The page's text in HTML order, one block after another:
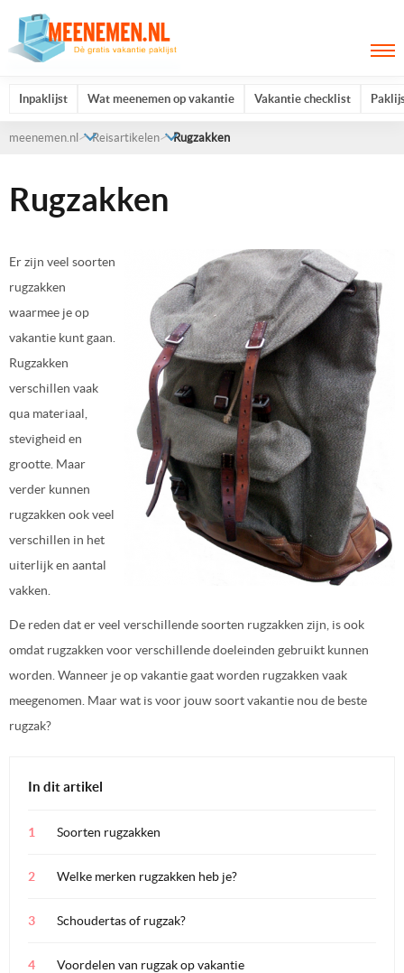
Inpaklijst Wat meenemen op vakantie Vakantie checklist
meenemen.nl Reisartikelen Rugzakken
Rugzakken
Er zijn veel soorten
rugzakken
waarmee je op
vakantie kunt gaan.
Rugzakken
verschillen vaak
qua materiaal,
stevigheid en
grootte. Maar
verder kunnen
rugzakken ook veel
verschillen in het
uiterlijk en aantal
vakken.
De reden dat er veel verschillende soorten rugzakken zijn, is ook
omdat rugzakken voor verschillende doeleinden gebruikt kunnen
worden. Wanneer je op vakantie gaat worden rugzakken vaak
meegenomen. Maar wat is voor jouw soort vakantie nou de beste
rugzak?
In dit artikel
Soorten rugzakken
Welke merken rugzakken heb je?
Schoudertas of rugzak?
Voordelen van rugzak op vakantie